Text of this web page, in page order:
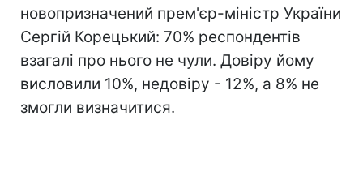
новопризначений прем'єр-міністр України
Сергій Корецький: 70% респондентів
взагалі про нього не чули. Довіру йому
висловили 10%, недовіру - 12%, а 8% не
змогли визначитися.